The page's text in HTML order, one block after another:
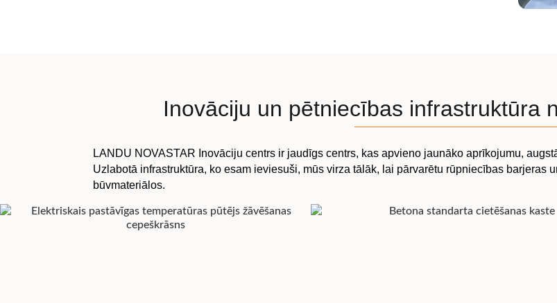
Inovāciju un pētniecības infrastruktūra
LANDU NOVASTAR Inovāciju centrs ir jaudīgs centrs, kas apvieno jaunāko aprīkojumu,
Uzlabotā infrastruktūra, ko esam ieviesuši, mūs virza tālāk, lai pārvarētu rūpniecības barjeras
būvmateriālos.